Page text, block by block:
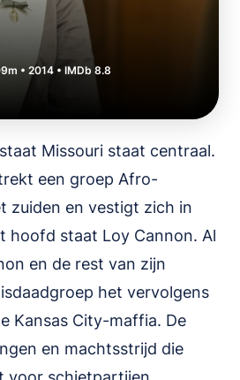
• 2014 • IMDb 8.8
Missouri staat centraal.
een groep Afro-
zuiden en vestigt zich in
hoofd staat Loy Cannon. Al
en de rest van zijn
het vervolgens
Kansas City-maffia. De
en machtsstrijd die